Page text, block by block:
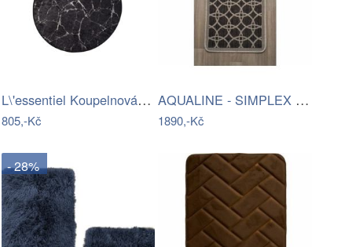
L\'essentiel Koupelnová předložka…
805,-Kč
AQUALINE - SIMPLEX ECO skříňka za…
1890,-Kč
- 28%